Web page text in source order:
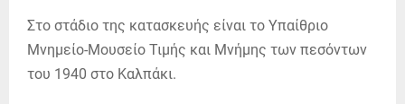
Στο στάδιο της κατασκευής είναι το Υπαίθριο
Μνημείο-Μουσείο Τιμής και Μνήμης των πεσόντων
του 1940 στο Καλπάκι.